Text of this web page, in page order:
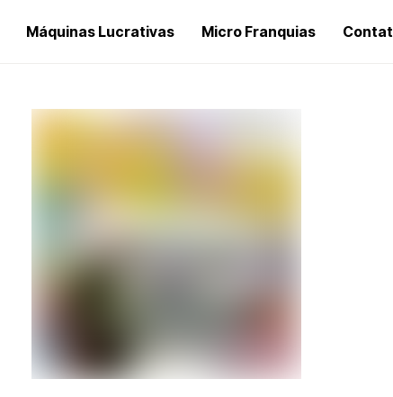
Máquinas Lucrativas Micro Franquias